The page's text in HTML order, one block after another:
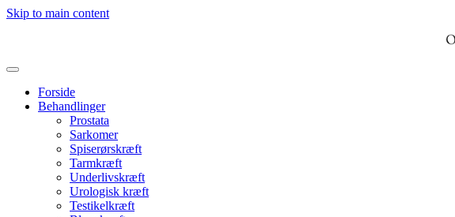
Skip to main content
Forside
Behandlinger
Prostata
Sarkomer
Spiserørskræft
Tarmkræft
Underlivskræft
Urologisk kræft
Testikelkræft